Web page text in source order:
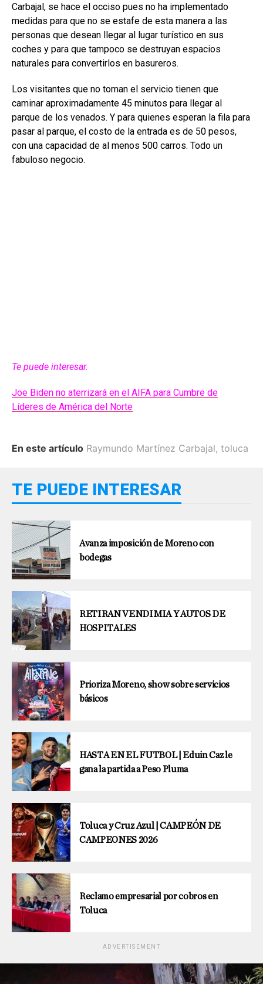
Carbajal, se hace el occiso pues no ha implementado
medidas para que no se estafe de esta manera a las
personas que desean llegar al lugar turístico en sus
coches y para que tampoco se destruyan espacios
naturales para convertirlos en basureros.
Los visitantes que no toman el servicio tienen que
caminar aproximadamente 45 minutos para llegar al
parque de los venados. Y para quienes esperan la fila para
pasar al parque, el costo de la entrada es de 50 pesos,
con una capacidad de al menos 500 carros. Todo un
fabuloso negocio.
Te puede interesar.
Joe Biden no aterrizará en el AIFA para Cumbre de
Líderes de América del Norte
En este artículo Raymundo Martínez Carbajal, toluca
TE PUEDE INTERESAR
Avanza imposición de Moreno con
bodegas
RETIRAN VENDIMIA Y AUTOS DE
HOSPITALES
Prioriza Moreno, show sobre servicios
básicos
HASTA EN EL FUTBOL | Eduin Caz le
gana la partida a Peso Pluma
Toluca y Cruz Azul | CAMPEÓN DE
CAMPEONES 2026
Reclamo empresarial por cobros en
Toluca
ADVERTISEMENT